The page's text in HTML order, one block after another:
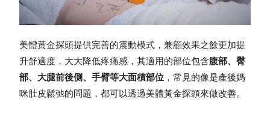
美體黃金探頭提供完善的震動模式，兼顧效果之餘更加提
升舒適度，大大降低疼痛感，其適用的部位包含腹部、臀
部、大腿前後側、手臂等大面積部位 ，常見的像是產後媽
咪肚皮鬆弛的問題，都可以透過美體黃金探頭來做改善。